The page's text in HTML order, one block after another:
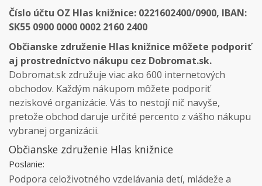
Číslo účtu OZ Hlas knižnice: 0221602400/0900, IBAN:
SK55 0900 0000 0002 2160 2400
Občianske združenie Hlas knižnice môžete podporiť
aj prostredníctvo nákupu cez Dobromat.sk.
Dobromat.sk združuje viac ako 600 internetových
obchodov. Každým nákupom môžete podporiť
neziskové organizácie. Vás to nestojí nič navyše,
pretože obchod daruje určité percento z vášho nákupu
vybranej organizácii.
Občianske združenie Hlas knižnice
Poslanie:
Podpora celoživotného vzdelávania detí, mládeže a